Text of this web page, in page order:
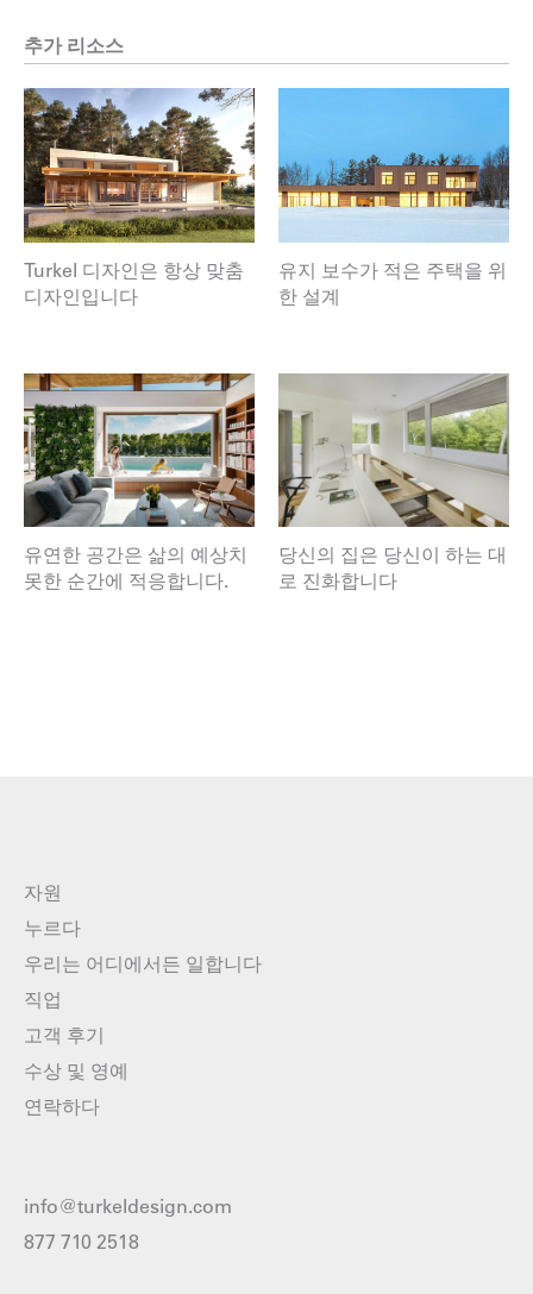
추가 리소스
Turkel 디자인은 항상 맞춤
디자인입니다
유지 보수가 적은 주택을 위
한 설계
유연한 공간은 삶의 예상치
못한 순간에 적응합니다.
당신의 집은 당신이 하는 대
로 진화합니다
자원
누르다
우리는 어디에서든 일합니다
직업
고객 후기
수상 및 영예
연락하다
info@turkeldesign.com
877 710 2518